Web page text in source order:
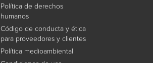
Política de derechos
humanos
Código de conducta y ética
para proveedores y clientes
Política medioambiental